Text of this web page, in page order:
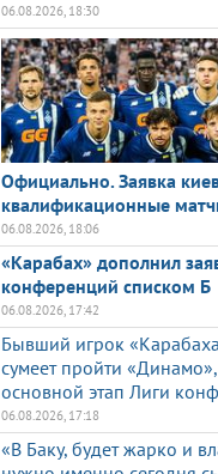
06.08.2026, 18:30
Официально. Заявка
квалификационные
06.08.2026, 18:06
«Карабах» дополнил
конференций списком Б
06.08.2026, 17:42
Бывший игрок
сумеет пройти
основной этап Лиги
06.08.2026, 17:18
«В Баку, будет жарко и